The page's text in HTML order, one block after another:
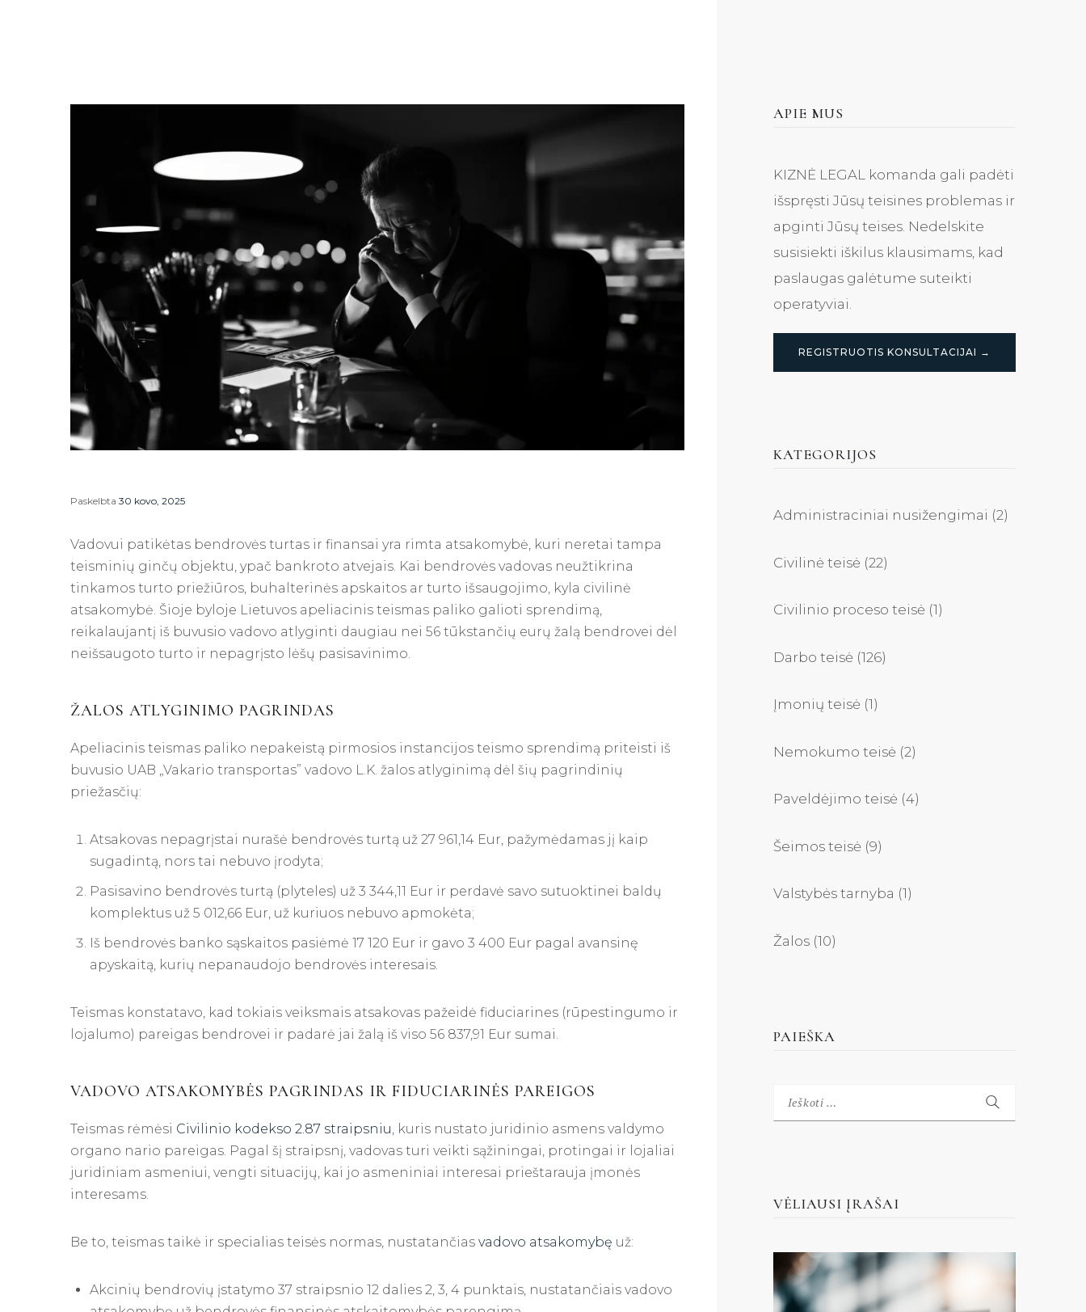
Paskelbta 30 kovo, 2025
Vadovui patikėtas bendrovės turtas ir finansai yra rimta atsakomybė, kuri neretai tampa
teisminių ginčų objektu, ypač bankroto atvejais. Kai bendrovės vadovas neužtikrina
tinkamos turto priežiūros, buhalterinės apskaitos ar turto išsaugojimo, kyla civilinė
atsakomybė. Šioje byloje Lietuvos apeliacinis teismas paliko galioti sprendimą,
reikalaujantį iš buvusio vadovo atlyginti daugiau nei 56 tūkstančių eurų žalą bendrovei dėl
neišsaugoto turto ir nepagrįsto lėšų pasisavinimo.
ŽALOS ATLYGINIMO PAGRINDAS
Apeliacinis teismas paliko nepakeistą pirmosios instancijos teismo sprendimą priteisti iš
buvusio UAB „Vakario transportas” vadovo L.K. žalos atlyginimą dėl šių pagrindinių
priežasčių:
Atsakovas nepagrįstai nurašė bendrovės turtą už 27 961,14 Eur, pažymėdamas jį kaip
sugadintą, nors tai nebuvo įrodyta;
Pasisavino bendrovės turtą (plyteles) už 3 344,11 Eur ir perdavė savo sutuoktinei baldų
komplektus už 5 012,66 Eur, už kuriuos nebuvo apmokėta;
Iš bendrovės banko sąskaitos pasiėmė 17 120 Eur ir gavo 3 400 Eur pagal avansinę
apyskaitą, kurių nepanaudojo bendrovės interesais.
Teismas konstatavo, kad tokiais veiksmais atsakovas pažeidė fiduciarines (rūpestingumo ir
lojalumo) pareigas bendrovei ir padarė jai žalą iš viso 56 837,91 Eur sumai.
VADOVO ATSAKOMYBĖS PAGRINDAS IR FIDUCIARINĖS PAREIGOS
Teismas rėmėsi Civilinio kodekso 2.87 straipsniu, kuris nustato juridinio asmens valdymo
organo nario pareigas. Pagal šį straipsnį, vadovas turi veikti sąžiningai, protingai ir lojaliai
juridiniam asmeniui, vengti situacijų, kai jo asmeniniai interesai prieštarauja įmonės
interesams.
Be to, teismas taikė ir specialias teisės normas, nustatančias vadovo atsakomybę už:
Akcinių bendrovių įstatymo 37 straipsnio 12 dalies 2, 3, 4 punktais, nustatančiais vadovo
APIE MUS
KIZNĖ LEGAL komanda gali padėti
išspręsti Jūsų teisines problemas ir
apginti Jūsų teises. Nedelskite
susisiekti iškilus klausimams, kad
paslaugas galėtume suteikti
operatyviai.
REGISTRUOTIS KONSULTACIJAI →
KATEGORIJOS
Administraciniai nusižengimai (2)
Civilinė teisė (22)
Civilinio proceso teisė (1)
Darbo teisė (126)
Įmonių teisė (1)
Nemokumo teisė (2)
Paveldėjimo teisė (4)
Šeimos teisė (9)
Valstybės tarnyba (1)
Žalos (10)
PAIEŠKA
Ieškoti:
VĖLIAUSI ĮRAŠAI